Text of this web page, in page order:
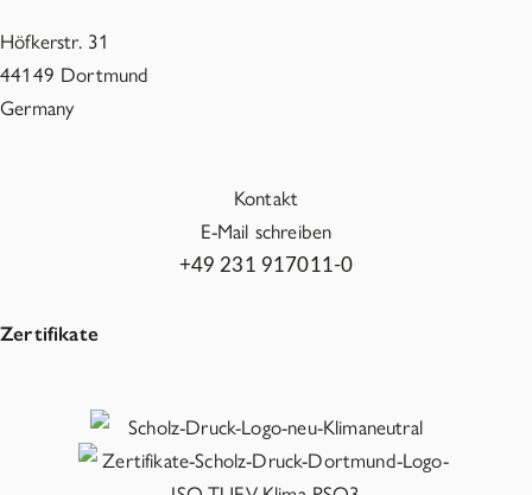
Höfkerstr. 31
44149 Dortmund
Germany
Kontakt
E-Mail schreiben
+49 231 917011-0
Zertifikate